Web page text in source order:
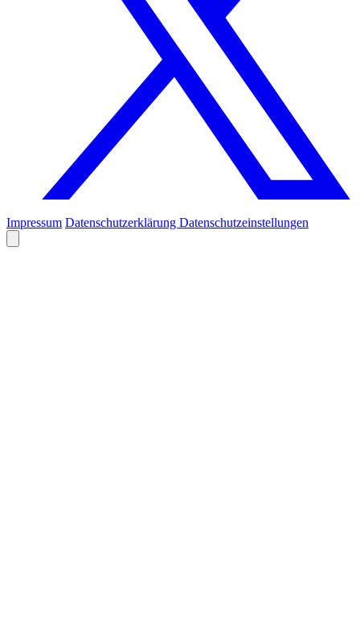
Impressum Datenschutzerklärung Datenschutzeinstellungen